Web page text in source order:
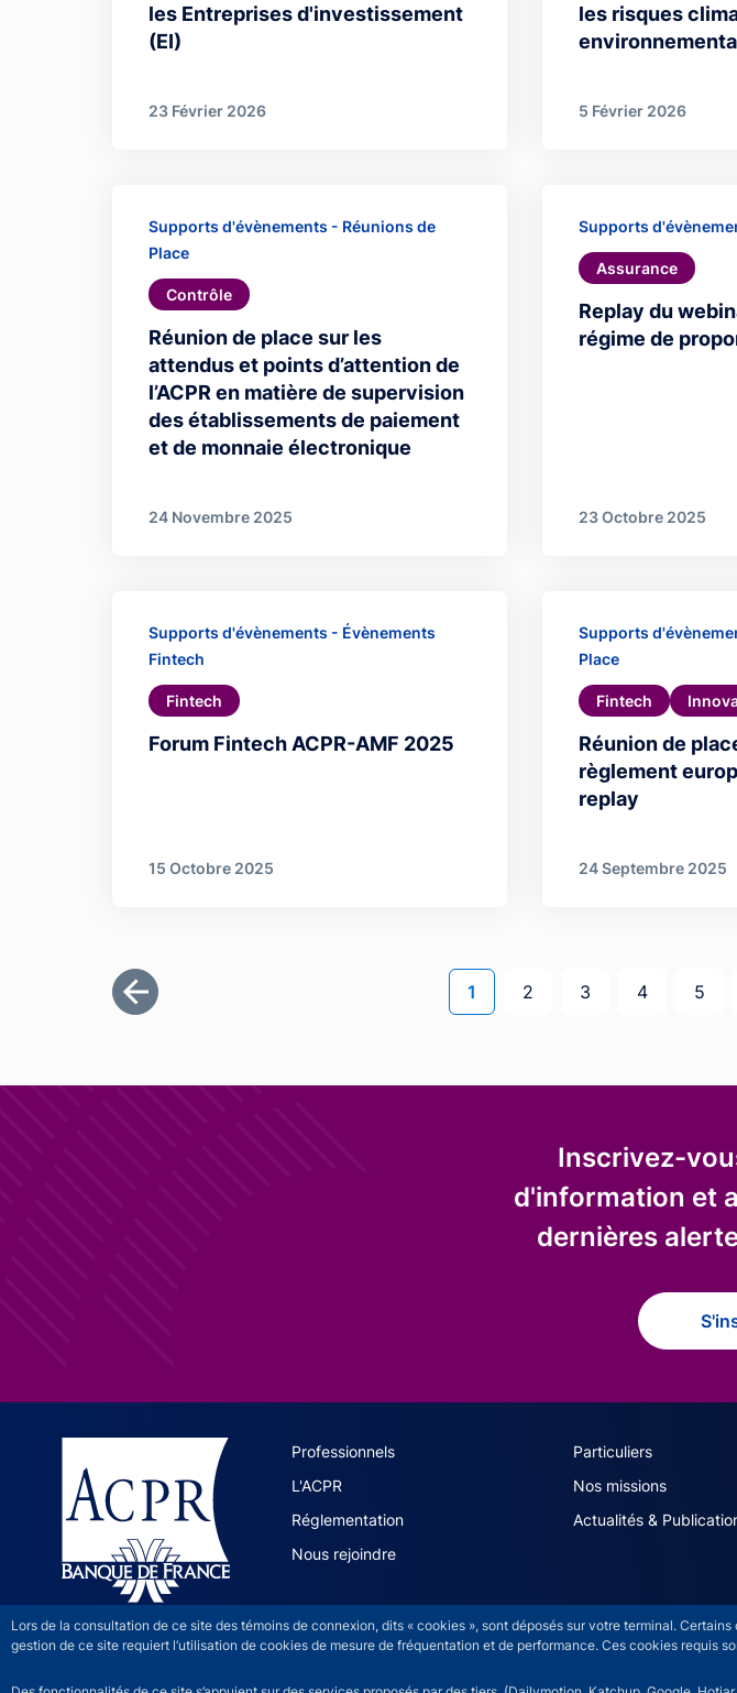
Lors de la consultation de ce site des témoins de connexion, dits « cookies », sont déposés sur votre terminal.
gestion de ce site requiert l’utilisation de cookies de mesure de fréquentation et de performance. Ces cookies requis
les Entreprises d'investissement
(EI)
23 Février 2026
les risques
5 Février 2026
Réunion de place sur les
attendus et points d’attention de
l’ACPR en matière de supervision
des établissements de paiement
et de monnaie électronique
Supports d'évènements - Réunions de
Place
Contrôle
24 Novembre 2025
Replay du
régime de
Supports
Assurance
23 Octobre 2025
Forum Fintech ACPR-AMF 2025
Supports d'évènements - Évènements
Fintech
Fintech
15 Octobre 2025
Réunion de
règlement
replay
Supports
Place
Fintech
24 Septembre 2025
Première page
Page courante
1 Page
2 Page
3 Page
4 Page
5
Inscrivez-
d'information et
dernières
ACPR site navigation
Professionnels
Particuliers
L'ACPR
Nos missions
Réglementation
Actualités &
Nous rejoindre